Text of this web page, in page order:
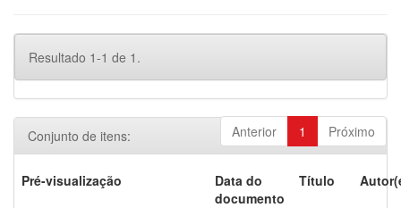
Resultado 1-1 de 1.
Anterior 1 Próximo
Conjunto de itens:
Pré-visualização
Data do
documento
Título